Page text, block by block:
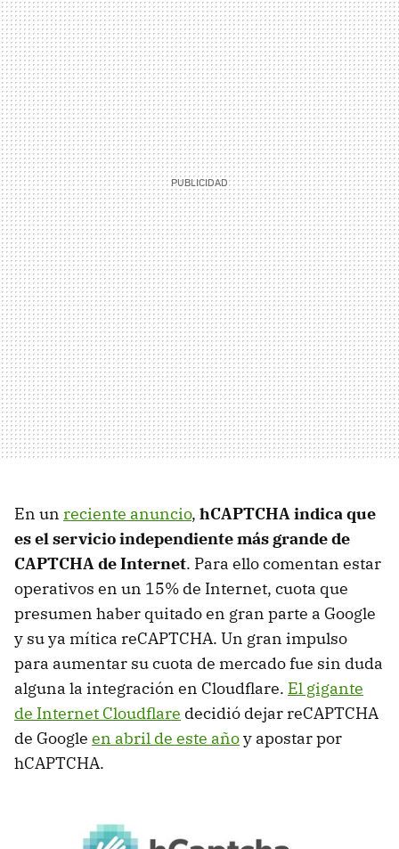
En un reciente anuncio, hCAPTCHA indica que
es el servicio independiente más grande de
CAPTCHA de Internet. Para ello comentan estar
operativos en un 15% de Internet, cuota que
presumen haber quitado en gran parte a Google
y su ya mítica reCAPTCHA. Un gran impulso
para aumentar su cuota de mercado fue sin duda
alguna la integración en Cloudflare. El gigante
de Internet Cloudflare decidió dejar reCAPTCHA
de Google en abril de este añoy apostar por
hCAPTCHA.